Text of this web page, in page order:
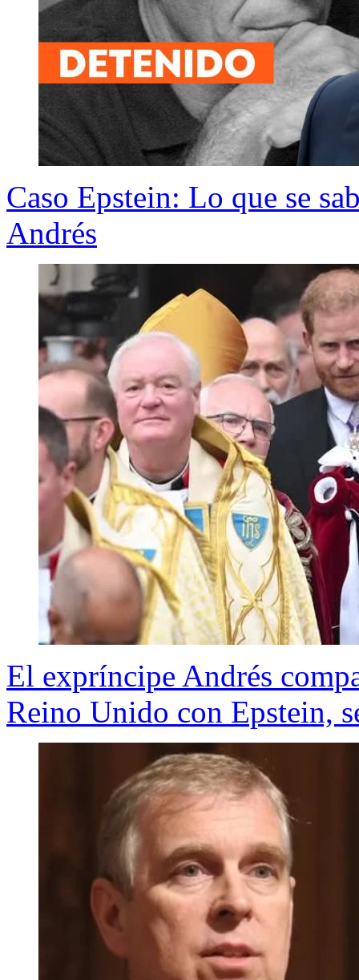
Caso Epstein: Lo que se
Andrés
El expríncipe Andrés
Reino Unido con Epstein,